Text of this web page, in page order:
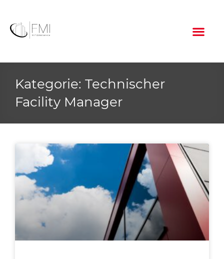
Kategorie: Technischer
Facility Manager